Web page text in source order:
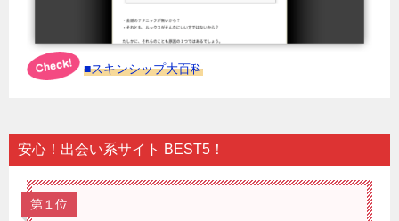
■スキンシップ大百科
安心！出会い系サイト BEST5！
第１位